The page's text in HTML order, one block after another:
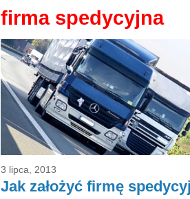
firma spedycyjna
3 lipca, 2013
Jak założyć firmę